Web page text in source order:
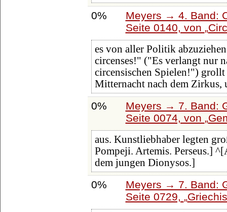
0%
Meyers → 4. Band:
Seite 0140, von
es von aller Politik
circenses!" ("Es verlangt nur
circensischen Spielen!")
Mitternacht nach dem Zirkus,
0%
Meyers → 7. Band:
Seite 0074, von
aus. Kunstliebhaber legten
Pompeji. Artemis. Perseus.]
dem jungen Dionysos.]
0%
Meyers → 7. Band:
Seite 0729,